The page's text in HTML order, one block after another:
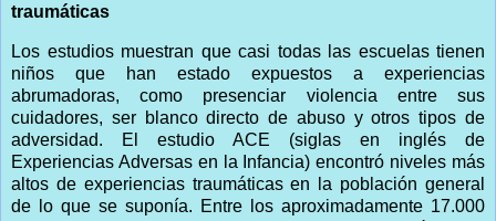
traumáticas
Los estudios muestran que casi todas las escuelas tienen
niños que han estado expuestos a experiencias
abrumadoras, como presenciar violencia entre sus
cuidadores, ser blanco directo de abuso y otros tipos de
adversidad. El estudio ACE (siglas en inglés de
Experiencias Adversas en la Infancia) encontró niveles más
altos de experiencias traumáticas en la población general
de lo que se suponía. Entre los aproximadamente 17.000